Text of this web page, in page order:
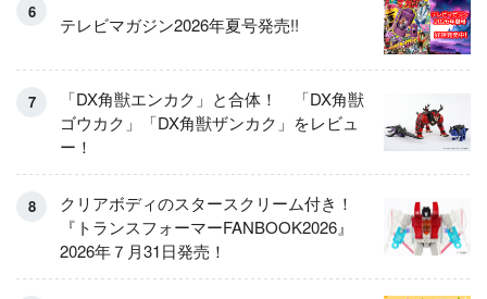
テレビマガジン2026年夏号発売!!
「DX角獣エンカク」と合体！ 「DX角獣
ゴウカク」「DX角獣ザンカク」をレビュ
ー！
クリアボディのスタースクリーム付き！
『トランスフォーマーFANBOOK2026』
2026年７月31日発売！